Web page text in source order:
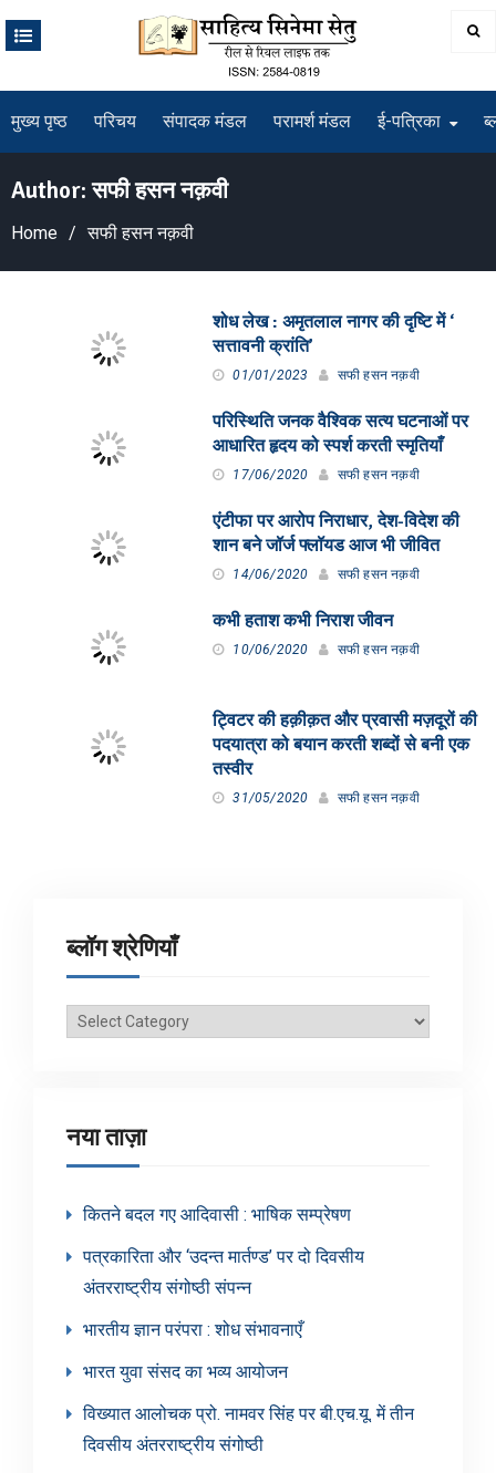
मुख्य पृष्ठ परिचय संपादक मंडल परामर्श मंडल ई-पत्रिका
Author:सफी हसन नक़वी
Home सफी हसन नक़वी
शोध लेख : अमृतलाल नागर की दृष्टि में ‘
सत्तावनी क्रांति’
01/01/2023 सफी हसन नक़वी
परिस्थिति जनक वैश्विक सत्य घटनाओं पर
आधारित हृदय को स्पर्श करती स्मृतियाँ
17/06/2020 सफी हसन नक़वी
एंटीफा पर आरोप निराधार, देश-विदेश की
शान बने जॉर्ज फ्लॉयड आज भी जीवित
14/06/2020 सफी हसन नक़वी
कभी हताश कभी निराश जीवन
10/06/2020 सफी हसन नक़वी
ट्विटर की हक़ीक़त और प्रवासी मज़दूरों की
पदयात्रा को बयान करती शब्दों से बनी एक
तस्वीर
31/05/2020 सफी हसन नक़वी
ब्लॉग श्रेणियाँ
ब्लॉग
नया ताज़ा
कितने बदल गए आदिवासी : भाषिक सम्प्रेषण
पत्रकारिता और ‘उदन्त मार्तण्ड’ पर दो दिवसीय
अंतरराष्ट्रीय संगोष्ठी संपन्न
भारतीय ज्ञान परंपरा : शोध संभावनाएँ
भारत युवा संसद का भव्य आयोजन
विख्यात आलोचक प्रो. नामवर सिंह पर बी.एच.यू. में तीन
दिवसीय अंतरराष्ट्रीय संगोष्ठी